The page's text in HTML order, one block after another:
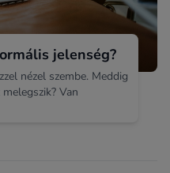
jelenség?
nézel szembe. Meddig
Van